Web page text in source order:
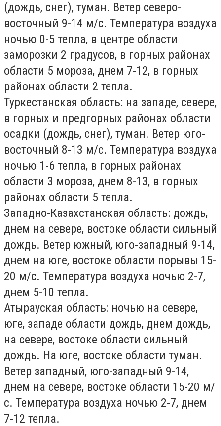
(дождь, снег), туман. Ветер северо-
восточный 9-14 м/с. Температура воздуха
ночью 0-5 тепла, в центре области
заморозки 2 градусов, в горных районах
области 5 мороза, днем 7-12, в горных
районах области 2 тепла.
Туркестанская область: на западе, севере,
в горных и предгорных районах области
осадки (дождь, снег), туман. Ветер юго-
восточный 8-13 м/с. Температура воздуха
ночью 1-6 тепла, в горных районах
области 3 мороза, днем 8-13, в горных
районах области 5 тепла.
Западно-Казахстанская область: дождь,
днем на севере, востоке области сильный
дождь. Ветер южный, юго-западный 9-14,
днем на юге, востоке области порывы 15-
20 м/с. Температура воздуха ночью 2-7,
днем 5-10 тепла.
Атырауская область: ночью на севере,
юге, западе области дождь, днем дождь,
на севере, востоке области сильный
дождь. На юге, востоке области туман.
Ветер западный, юго-западный 9-14,
днем на севере, востоке области 15-20 м/
с. Температура воздуха ночью 2-7, днем
7-12 тепла.